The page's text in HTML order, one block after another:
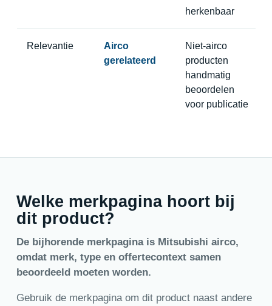
herkenbaar
Relevantie
Airco
gerelateerd
Niet-airco
producten
handmatig
beoordelen
voor publicatie
Welke merkpagina hoort bij
dit product?
De bijhorende merkpagina is Mitsubishi airco,
omdat merk, type en offertecontext samen
beoordeeld moeten worden.
Gebruik de merkpagina om dit product naast andere